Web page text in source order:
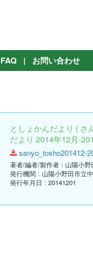
FAQ | お問い合わせ
としょかんだより (
だより 2014年12月-
sanyo_tosho201412-
著者/編者/製作者 : 山陽小
発行機関 : 山陽小野田市立
発行年月日 : 20141201